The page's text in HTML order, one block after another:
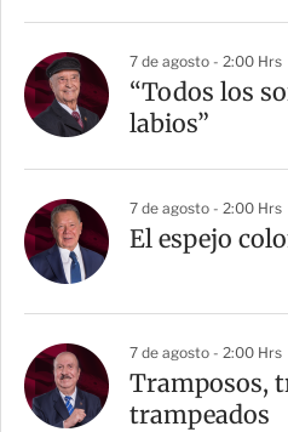
7 de agosto - 2:00 Hrs
“Todos los
labios”
7 de agosto - 2:00 Hrs
El espejo
7 de agosto - 2:00 Hrs
Tramposos,
trampeados